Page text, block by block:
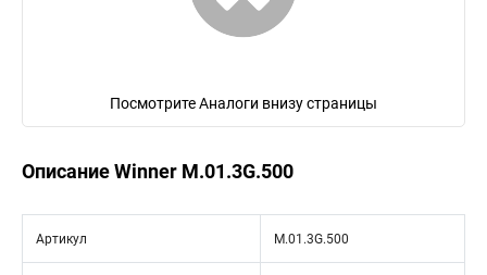
Посмотрите Аналоги внизу страницы
Описание Winner M.01.3G.500
Артикул M.01.3G.500